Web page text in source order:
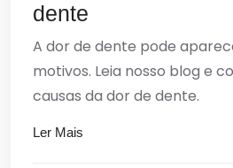
dente
A dor de dente pode
motivos. Leia nosso blog e
causas da dor de dente.
Ler Mais